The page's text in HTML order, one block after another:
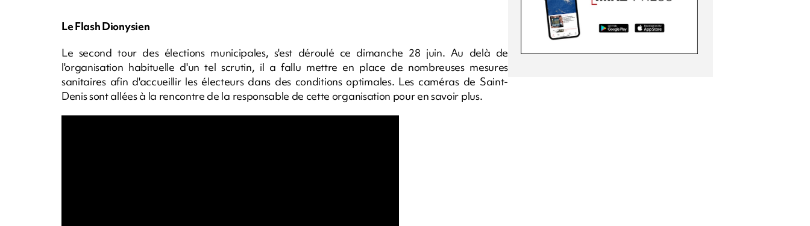
Le Flash Dionysien
Le second tour des élections municipales, s'est déroulé ce dimanche 28 juin. Au delà de
l'organisation habituelle d'un tel scrutin, il a fallu mettre en place de nombreuses mesures
sanitaires afin d'accueillir les électeurs dans des conditions optimales. Les caméras de Saint-
Denis sont allées à la rencontre de la responsable de cette organisation pour en savoir plus.